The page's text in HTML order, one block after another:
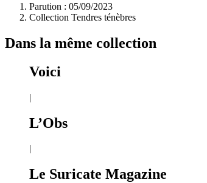
Parution : 05/09/2023
Collection Tendres ténèbres
Dans la même collection
Voici
|
L’Obs
|
Le Suricate Magazine